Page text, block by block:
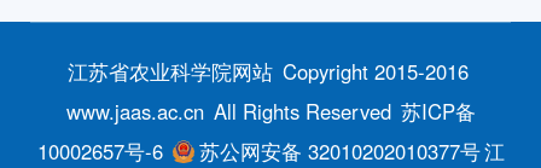
江苏省农业科学院网站 Copyright 2015-2016
www.jaas.ac.cn All Rights Reserved 苏ICP备
10002657号-6
苏公网安备 32010202010377号江